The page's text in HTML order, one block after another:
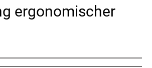
ergonomischer